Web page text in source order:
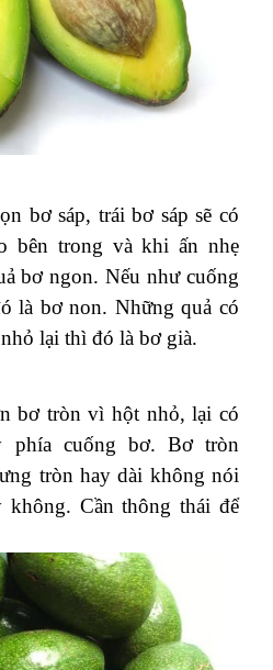
bơ sáp, trái bơ sáp sẽ có
bên trong và khi ấn nhẹ
bơ ngon. Nếu như cuống
là bơ non. Những quả có
lại thì đó là bơ già.
bơ tròn vì hột nhỏ, lại có
phía cuống bơ. Bơ tròn
tròn hay dài không nói
không. Cần thông thái để